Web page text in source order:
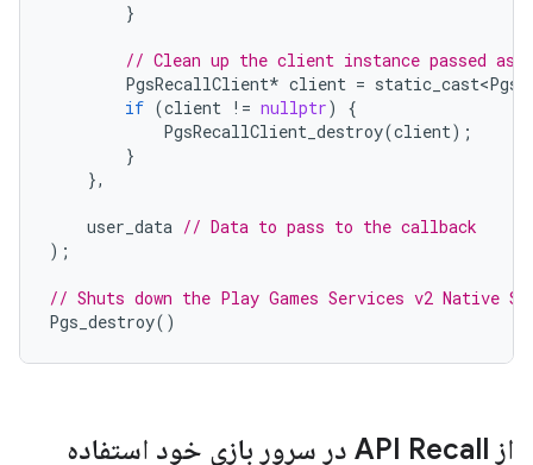
}
// Clean up the client instance passed as
PgsRecallClient* client =
if (client != nullptr)
{
PgsRecallClient_destroy(client);
}
},
user_data // Data to pass to the callback
);
// Shuts down the Play Games Services v2 Native
Pgs_destroy()
از API Recall در سرور بازی خود استفاده